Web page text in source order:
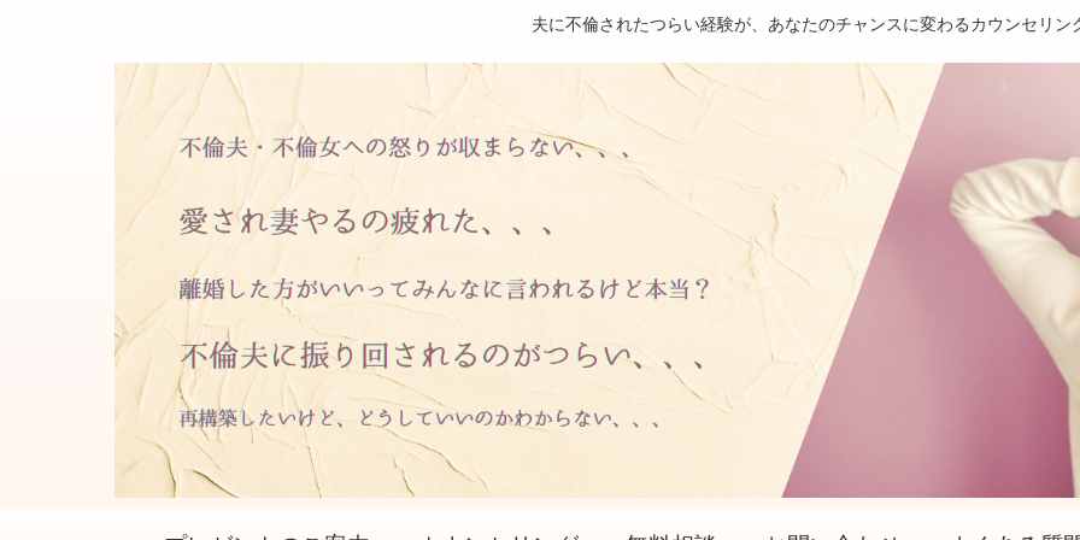
夫に不倫されたつらい経験が、あなたのチャンスに変わるカウンセリン